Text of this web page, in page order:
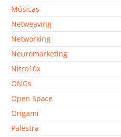
Músicas
Netweaving
Networking
Neuromarketing
Nitro10x
ONGs
Open Space
Origami
Palestra